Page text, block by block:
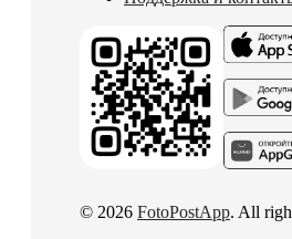
© 2026 FotoPostApp. All